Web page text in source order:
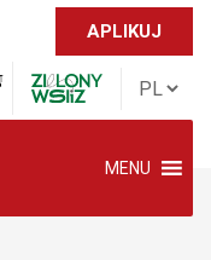
APLIKUJ
MENU